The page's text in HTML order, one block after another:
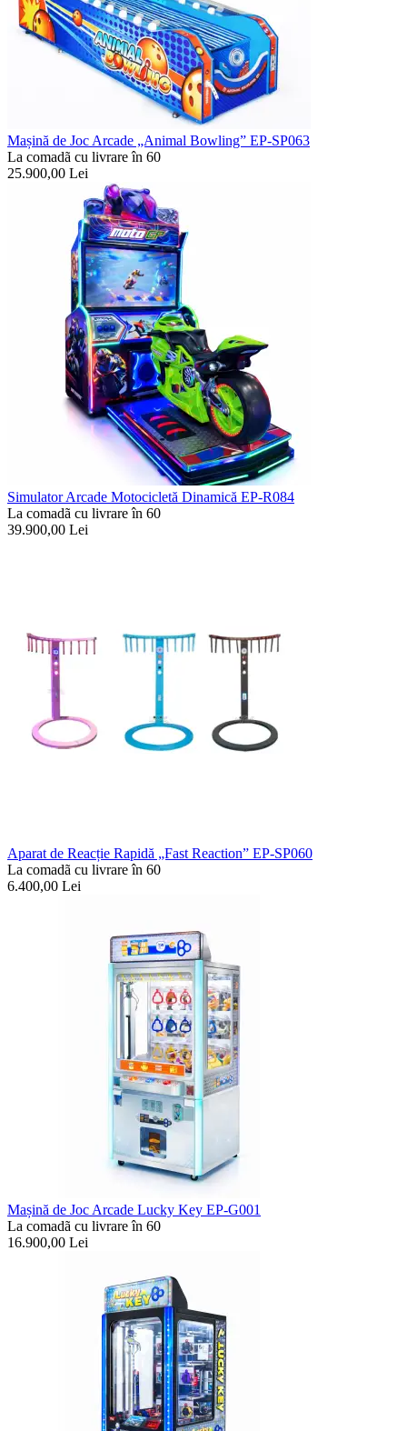
Mașină de Joc Arcade „Animal Bowling” EP-SP063
La comadã cu livrare în 60
25.900,00 Lei
Simulator Arcade Motocicletă Dinamică EP-R084
La comadã cu livrare în 60
39.900,00 Lei
Aparat de Reacție Rapidă „Fast Reaction” EP-SP060
La comadã cu livrare în 60
6.400,00 Lei
Mașină de Joc Arcade Lucky Key EP-G001
La comadã cu livrare în 60
16.900,00 Lei